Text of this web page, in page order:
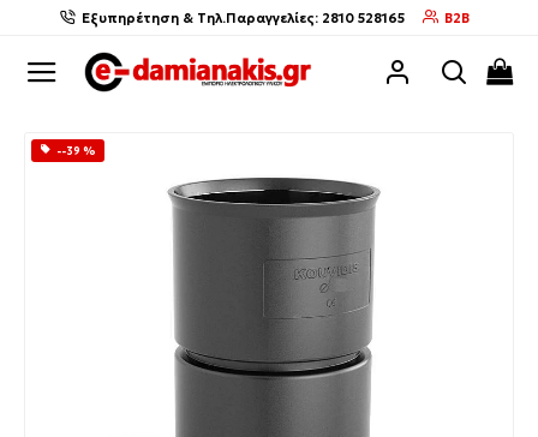
Εξυπηρέτηση & Τηλ.Παραγγελίες: 2810 528165 B2B
--39 %